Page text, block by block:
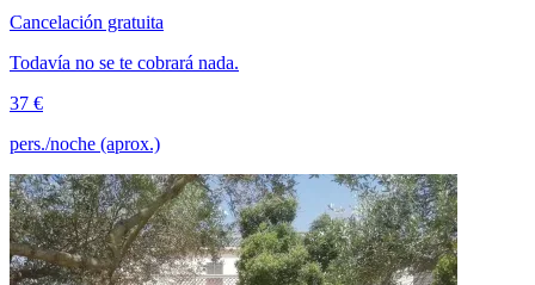
Cancelación gratuita
Todavía no se te cobrará nada.
37 €
pers./noche (aprox.)